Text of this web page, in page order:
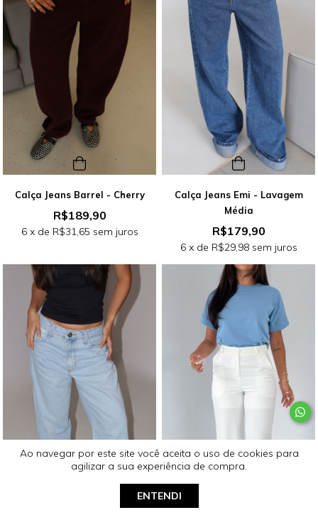
Ao navegar por este site você aceita o uso de cookies para
agilizar a sua experiência de compra.
ENTENDI
Calça Jeans Barrel - Cherry
R$189,90
6 x de R$31,65 sem juros
Calça Jeans Emi - Lavagem
Média
R$179,90
6 x de R$29,98 sem juros